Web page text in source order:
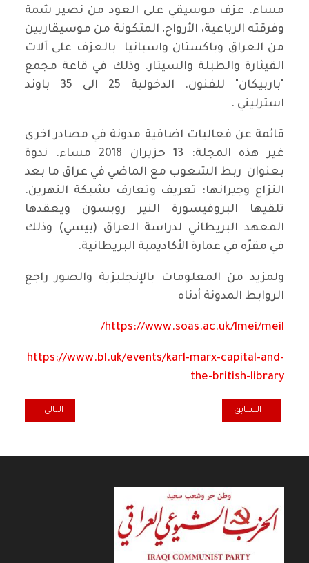
مساء. عزف موسيقي على العود من نصير شمة
وفرقته الرباعية، الأرواح، المتكونة من موسيقاريين
من العراق وباكستان واسبانيا بالعزف على آلات
القيثارة والطبلة والسيتار. وذلك في قاعة مجمع
"باربيكان" للفنون. الدخولية 25 الى 35 باوند
استرليني .
قائمة عن فعاليات اضافية مدونة في مصادر اخرى
غير هذه المجلة: 13 حزيران 2018 مساء. ندوة
بعنوان ربط الشعوب مع الماضي في عراق ما بعد
النزاع وجيرانها: تعريف وتعارف بشبكة النهرين.
تلقيها البروفيسورة النير روبسون ويعقدها
المعهد البريطاني لدراسة العراق (بيسي) وذلك
في مقرّه في عمارة الأكاديمية البريطانية.
ولمزيد من المعلومات بالإنجليزية والصور راجع
الروابط المدونة أدناه
https://www.soas.ac.uk/lmei/meil/
https://www.bl.uk/events/karl-marx-capital-and-
the-british-library
المقال السابق: شيوعيو الحلة يواجهون أعداء حزبهم بالشعر والموسيقى
السابق المقال التالي:
التالي